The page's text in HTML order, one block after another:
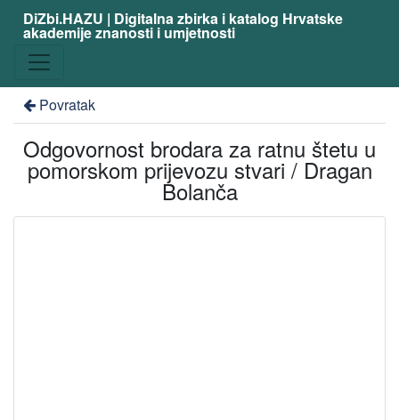
DiZbi.HAZU | Digitalna zbirka i katalog Hrvatske
akademije znanosti i umjetnosti
Povratak
Odgovornost brodara za ratnu štetu u
pomorskom prijevozu stvari / Dragan
Bolanča